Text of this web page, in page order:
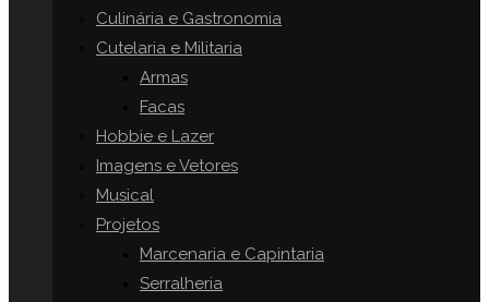
Culinária e Gastronomia
Cutelaria e Militaria
Armas
Facas
Hobbie e Lazer
Imagens e Vetores
Musical
Projetos
Marcenaria e Capintaria
Serralheria